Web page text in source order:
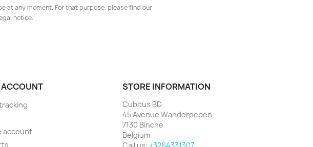
at any moment. For that purpose, please find our
notice.
ACCOUNT
account
STORE INFORMATION
Cubitus BD
45 Avenue Wanderpepen
7130 Binche
Belgium
Call us: +3264331307